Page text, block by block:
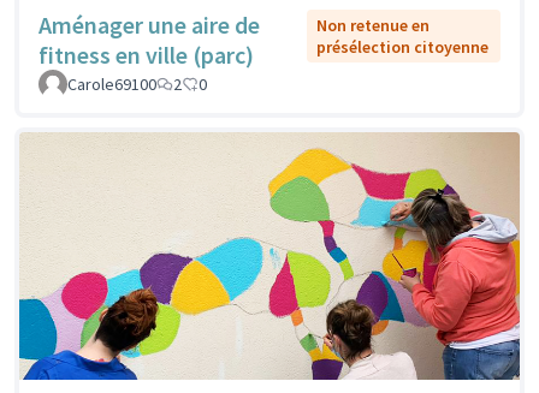
Aménager une aire de
fitness en ville (parc)
Non retenue en
présélection citoyenne
Carole69100
2 0